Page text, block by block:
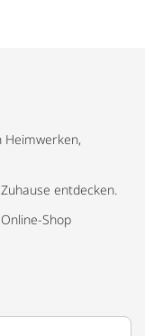
Heimwerken,
entdecken.
Shop